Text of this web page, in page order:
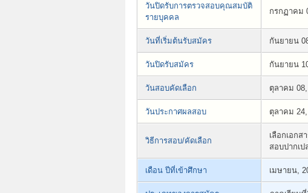
วันปิดรับการตรวจสอบคุณสมบัติ
รายบุคคล
กรกฏาคม
วันที่เริ่มต้นรับสมัคร กันยายน
วันปิดรับสมัคร กันยายน
วันสอบคัดเลือก ตุลาคม
วันประกาศผลสอบ ตุลาคม
วิธีการสอบ/คัดเลือก
เลือกเอก
สอบปากเป
เดือน ปีที่เข้าศึกษา เมษายน,